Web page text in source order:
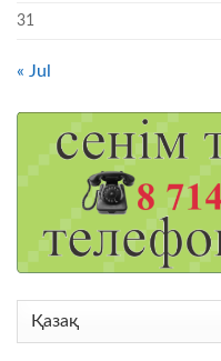
31
« Jul
Choose